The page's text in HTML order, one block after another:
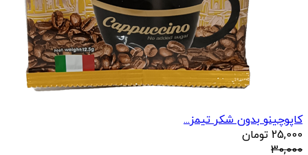
کاپوچینو بدون شکر تیمز...
25,000 تومان
30,000